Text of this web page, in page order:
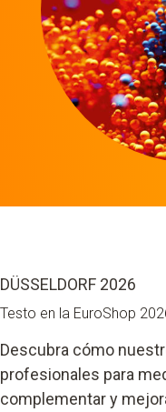
DÜSSELDORF 2026
Testo en la EuroShop
Descubra cómo
profesionales para
complementar y